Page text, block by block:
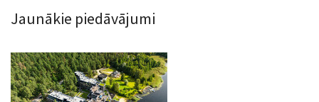
Kontakti
Jaunākie piedāvājumi